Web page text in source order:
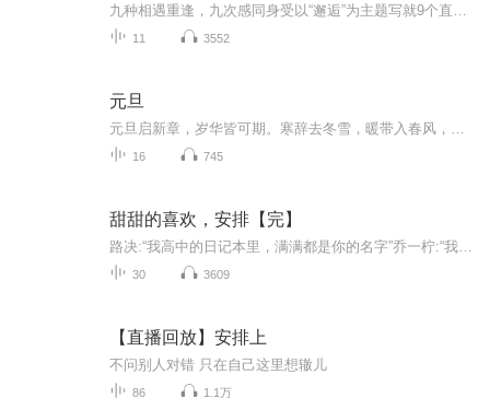
11 3552
元旦
16 745
甜甜的喜欢，安排【完】
30 3609
【直播回放】安排上
不问别人对错 只在自己这里想辙儿
86 1.1万